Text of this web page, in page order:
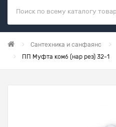
Сантехника и санфаянс
ПП Муфта комб (нар рез) 32-1